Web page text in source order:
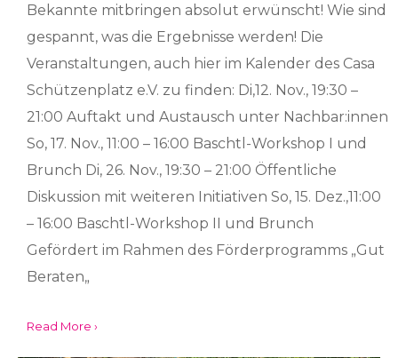
Bekannte mitbringen absolut erwünscht! Wie sind
gespannt, was die Ergebnisse werden! Die
Veranstaltungen, auch hier im Kalender des Casa
Schützenplatz e.V. zu finden: Di,12. Nov., 19:30 –
21:00 Auftakt und Austausch unter Nachbar:innen
So, 17. Nov., 11:00 – 16:00 Baschtl-Workshop I und
Brunch Di, 26. Nov., 19:30 – 21:00 Öffentliche
Diskussion mit weiteren Initiativen So, 15. Dez.,11:00
– 16:00 Baschtl-Workshop II und Brunch
Gefördert im Rahmen des Förderprogramms „Gut
Beraten„
Read More ›